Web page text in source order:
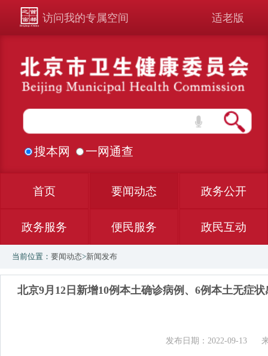
访问我的专属空间 适老版
搜本网 一网通查
首页 要闻动态 政务公开
政务服务 便民服务 政民互动
当前位置： 要闻动态>新闻发布
北京9月12日新增10例本土确诊病例、6例本土无症
发布日期：2022-09-13